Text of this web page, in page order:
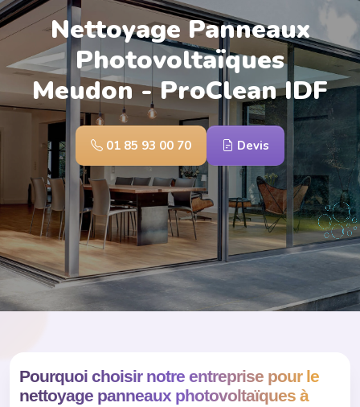
Nettoyage Panneaux
Photovoltaïques
Meudon - ProClean IDF
01 85 93 00 70 Devis
Pourquoi choisir notre entreprise pour le
nettoyage panneaux photovoltaïques à